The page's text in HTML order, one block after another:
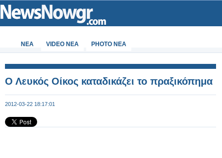
ΝΕΑ VIDEO NEA PHOTO NEA
Ο Λευκός Οίκος καταδικάζει το πραξικόπημα
2012-03-22 18:17:01